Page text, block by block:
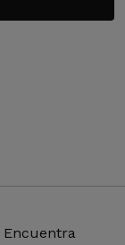
Encuentra